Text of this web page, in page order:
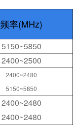
频率(MHz)
5150~5850
2400~2500
2400~2480
5150~5850
2400~2480
2400~2480